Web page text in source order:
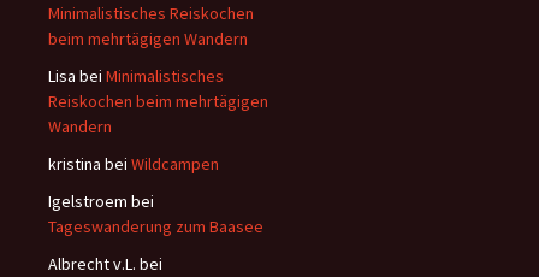
Minimalistisches Reiskochen
beim mehrtägigen Wandern
Lisa bei Minimalistisches
Reiskochen beim mehrtägigen
Wandern
kristina bei Wildcampen
Igelstroem bei
Tageswanderung zum Baasee
Albrecht v.L. bei